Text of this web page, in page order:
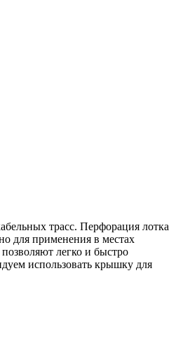
трасс. Перфорация лотка
для применения в местах
легко и быстро
использовать крышку для